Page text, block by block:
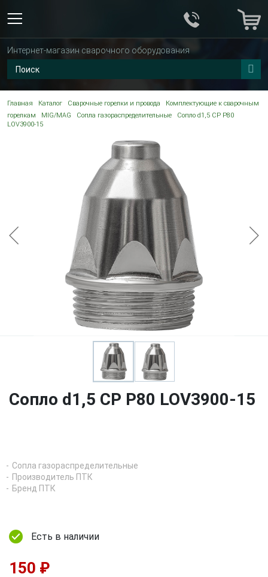
Интернет-магазин сварочного оборудования
Главная Каталог Сварочные горелки и провода
Комплектующие к сварочным
горелкам
MIG/MAG Сопла газораспределительные
Сопло d1,5 CP P80
LOV3900-15
Сопло d1,5 CP P80 LOV3900-15
Сопла газораспределительные
Производитель ПТК
Бренд ПТК
Есть в наличии
150 ₽